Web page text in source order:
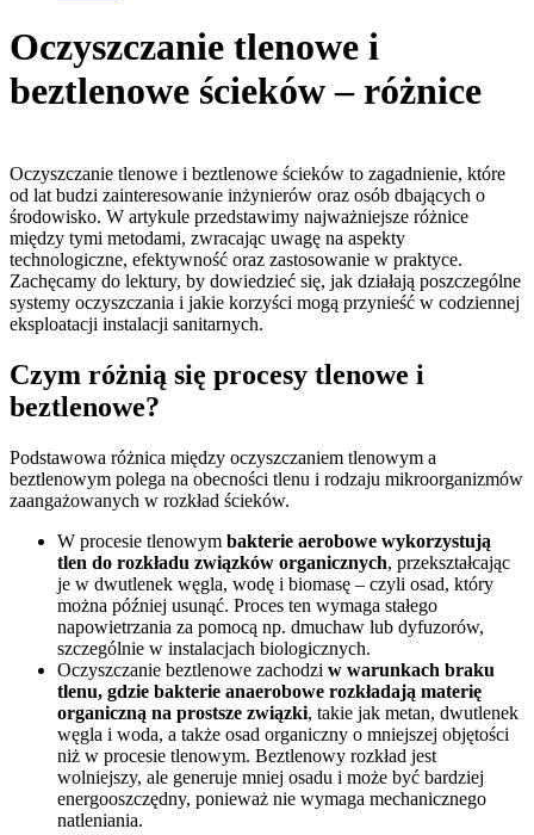
Oczyszczanie tlenowe i
beztlenowe ścieków – różnice
Oczyszczanie tlenowe i beztlenowe ścieków to zagadnienie, które
od lat budzi zainteresowanie inżynierów oraz osób dbających o
środowisko. W artykule przedstawimy najważniejsze różnice
między tymi metodami, zwracając uwagę na aspekty
technologiczne, efektywność oraz zastosowanie w praktyce.
Zachęcamy do lektury, by dowiedzieć się, jak działają poszczególne
systemy oczyszczania i jakie korzyści mogą przynieść w codziennej
eksploatacji instalacji sanitarnych.
Czym różnią się procesy tlenowe i
beztlenowe?
Podstawowa różnica między oczyszczaniem tlenowym a
beztlenowym polega na obecności tlenu i rodzaju mikroorganizmów
zaangażowanych w rozkład ścieków.
W procesie tlenowym bakterie aerobowe wykorzystują
tlen do rozkładu związków organicznych, przekształcając
je w dwutlenek węgla, wodę i biomasę – czyli osad, który
można później usunąć. Proces ten wymaga stałego
napowietrzania za pomocą np. dmuchaw lub dyfuzorów,
szczególnie w instalacjach biologicznych.
Oczyszczanie beztlenowe zachodzi w warunkach braku
tlenu, gdzie bakterie anaerobowe rozkładają materię
organiczną na prostsze związki, takie jak metan, dwutlenek
węgla i woda, a także osad organiczny o mniejszej objętości
niż w procesie tlenowym. Beztlenowy rozkład jest
wolniejszy, ale generuje mniej osadu i może być bardziej
energooszczędny, ponieważ nie wymaga mechanicznego
natleniania.